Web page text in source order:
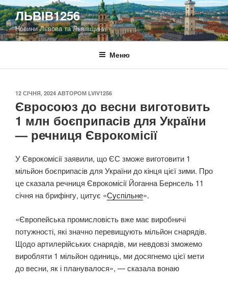
Перейти
до
вмісту
ЛЬВІВ1256
Новини Львова та Львівщини
Меню
ОПУБЛІКОВАНО
12 СІЧНЯ, 2024 АВТОРОМ LVIV1256
Євросоюз до весни виготовить
1 млн боєприпасів для України
— речниця Єврокомісії
У Єврокомісії заявили, що ЄС зможе виготовити 1
мільйон боєприпасів для України до кінця цієї зими. Про
це сказала речниця Єврокомісії Йоганна Бернсель 11
січня на брифінгу, цитує «Суспільне».
«Європейська промисловість вже має виробничі
потужності, які значно перевищують мільйон снарядів.
Щодо артилерійських снарядів, ми невдовзі зможемо
виробляти 1 мільйон одиниць, ми досягнемо цієї мети
до весни, як і планувалося», — сказала вонаю